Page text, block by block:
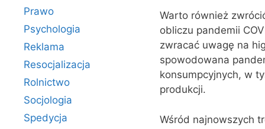
Warto również
obliczu pandemii
zwracać uwagę na
spowodowana
konsumpcyjnych, w
produkcji.
Wśród najnowszych
Prawo
Psychologia
Reklama
Resocjalizacja
Rolnictwo
Socjologia
Spedycja